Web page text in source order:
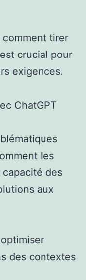
comment tirer
crucial pour
exigences.
ChatGPT
les
capacité des
aux
des contextes